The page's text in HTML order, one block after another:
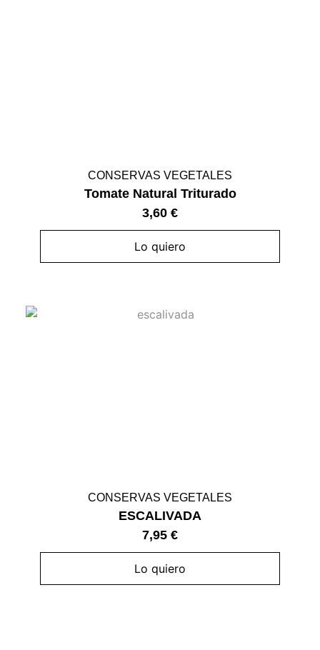
CONSERVAS VEGETALES
Tomate Natural Triturado
3,60 €
Lo quiero
CONSERVAS VEGETALES
ESCALIVADA
7,95 €
Lo quiero